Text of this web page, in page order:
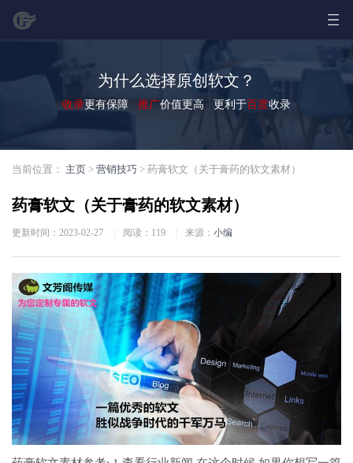
为什么选择原创软文？
收录更有保障 推广价值更高 更利于百度收录
当前位置： 主页 > 营销技巧 > 药膏软文（关于膏药的软文素材）
药膏软文（关于膏药的软文素材）
更新时间：2023-02-27 阅读： 119 来源： 小编